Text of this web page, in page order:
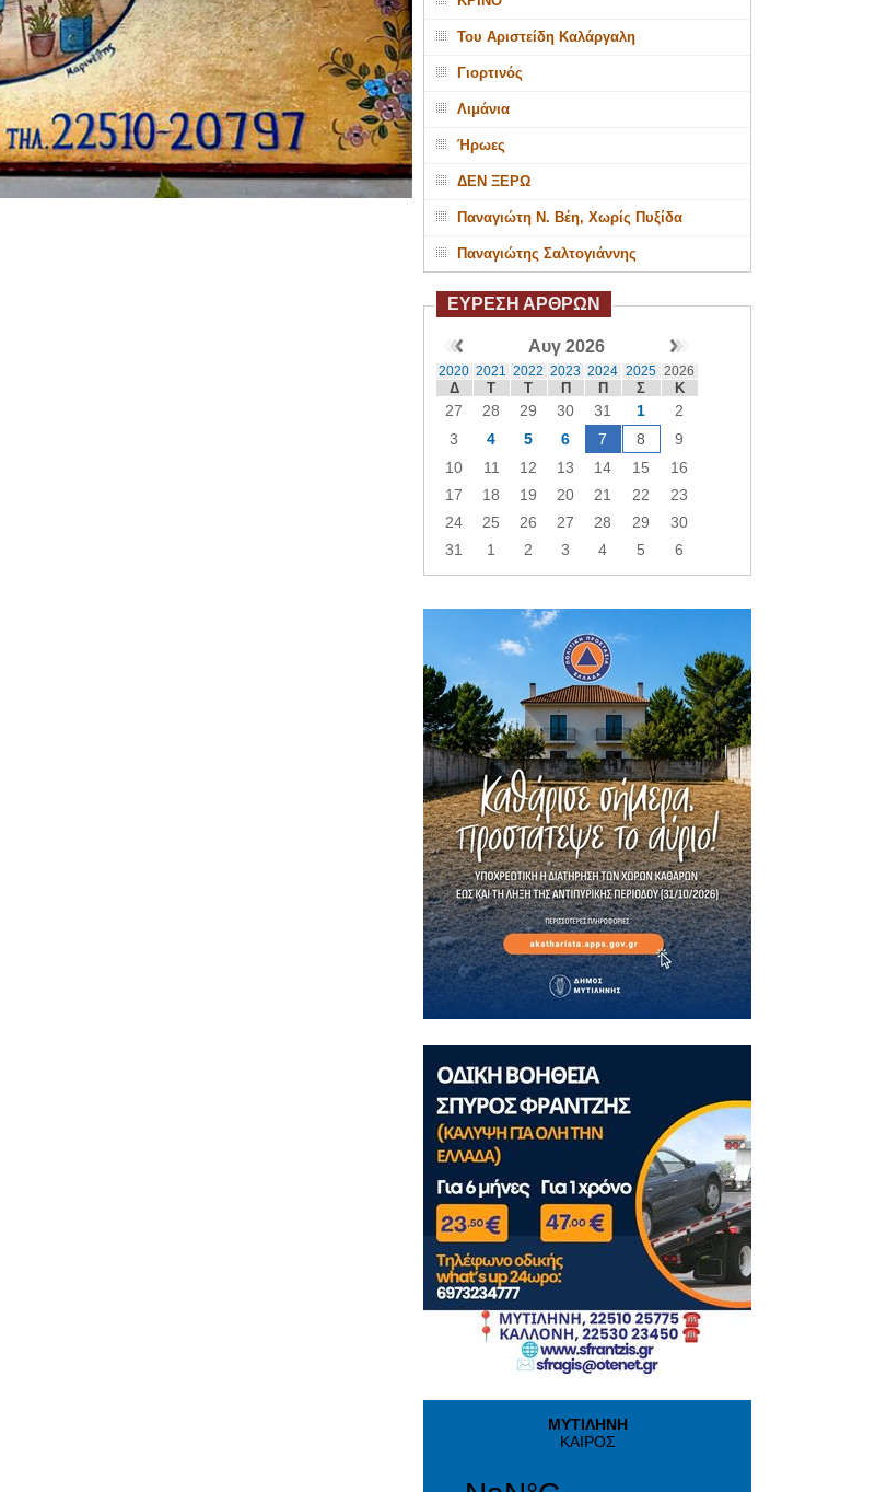
Του Αριστείδη Καλάργαλη
Γιορτινός
Λιμάνια
Ήρωες
ΔΕΝ ΞΕΡΩ
Παναγιώτη Ν. Βέη, Χωρίς Πυξίδα
Παναγιώτης Σαλτογιάννης
ΕΥΡΕΣΗ ΑΡΘΡΩΝ
Αυγ 2026
2020 2021 2022 2023 2024 2025 2026
Δ Τ Τ Π Π Σ Κ
27 28 29 30 31 1
2
3
4 5 6 7 8
9
10
11 12 13 14 15
16
17
18 19 20 21 22
23
24
25 26 27 28 29
30
31
1 2 3 4 5 6